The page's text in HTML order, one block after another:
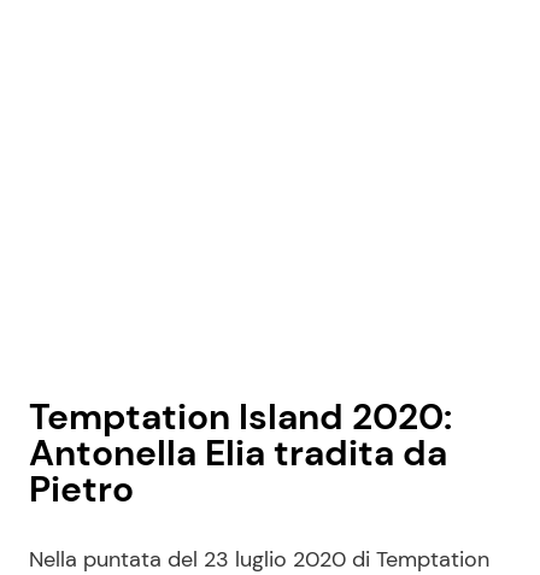
Temptation Island 2020:
Antonella Elia tradita da
Pietro
Nella puntata del 23 luglio 2020 di Temptation